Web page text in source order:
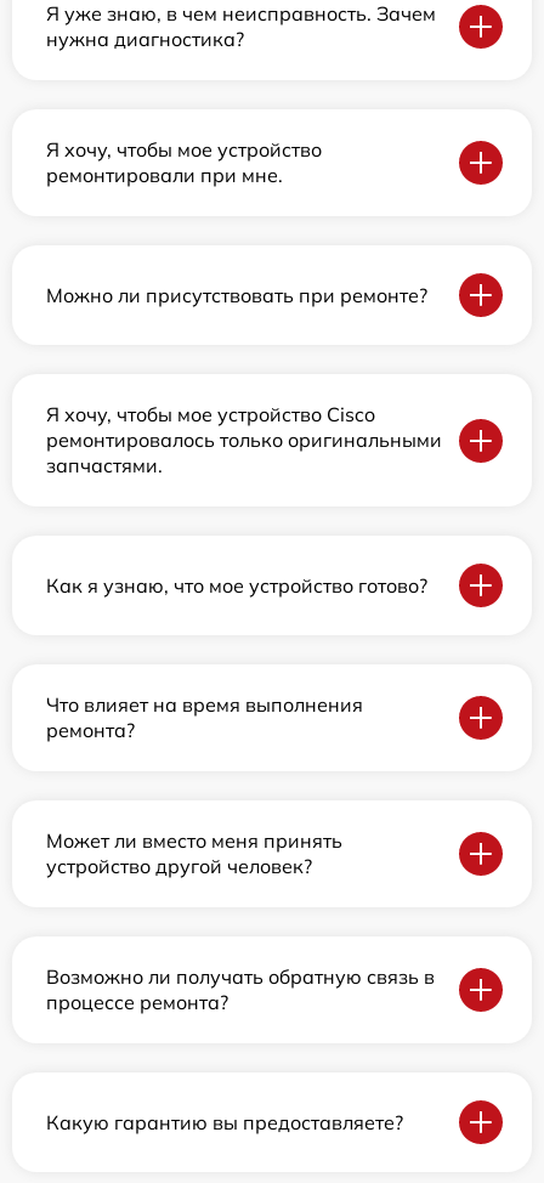
Я уже знаю, в чем неисправность. Зачем
нужна диагностика?
Я хочу, чтобы мое устройство
ремонтировали при мне.
Можно ли присутствовать при ремонте?
Я хочу, чтобы мое устройство Cisco
ремонтировалось только оригинальными
запчастями.
Как я узнаю, что мое устройство готово?
Что влияет на время выполнения
ремонта?
Может ли вместо меня принять
устройство другой человек?
Возможно ли получать обратную связь в
процессе ремонта?
Какую гарантию вы предоставляете?